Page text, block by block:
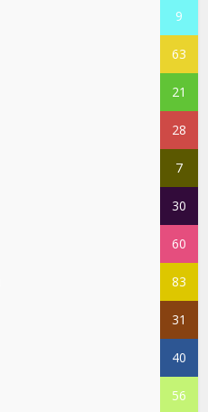
9
63
21
28
7
30
60
83
31
40
56